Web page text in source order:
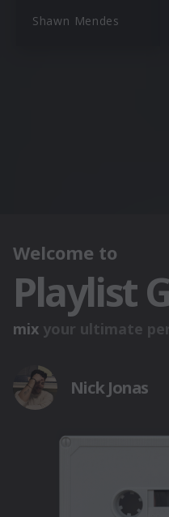
Shawn Mendes